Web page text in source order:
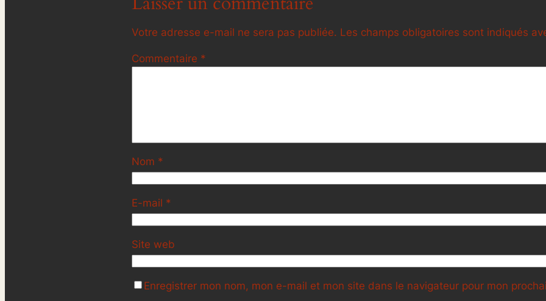
Votre adresse e-mail ne sera pas publiée. Les champs obligatoires sont indiqués
Commentaire *
Nom *
E-mail *
Site web
Enregistrer mon nom, mon e-mail et mon site dans le navigateur pour mon